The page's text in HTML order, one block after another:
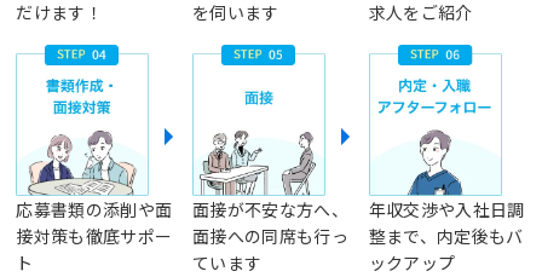
だけます！
を伺います
求人をご紹介
応募書類の添削や面
接対策も徹底サポー
ト
面接が不安な方へ、
面接への同席も行っ
ています
年収交渉や入社日調
整まで、内定後もバ
ックアップ